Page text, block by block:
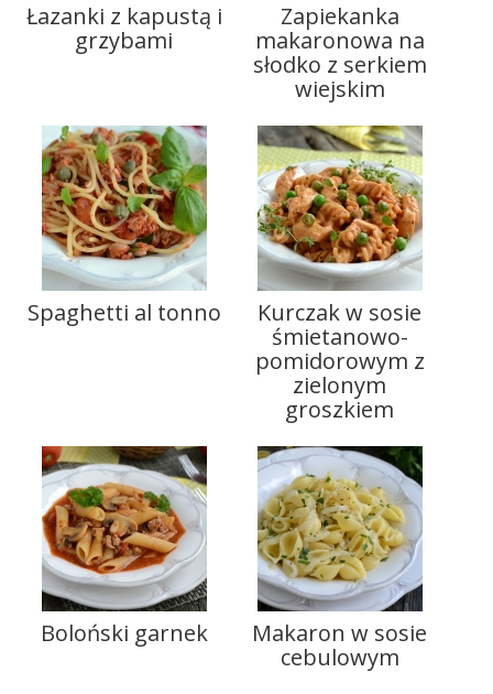
Łazanki z kapustą i
grzybami
Zapiekanka
makaronowa na
słodko z serkiem
wiejskim
Spaghetti al tonno
Kurczak w sosie
śmietanowo-
pomidorowym z
zielonym
groszkiem
Boloński garnek
Makaron w sosie
cebulowym